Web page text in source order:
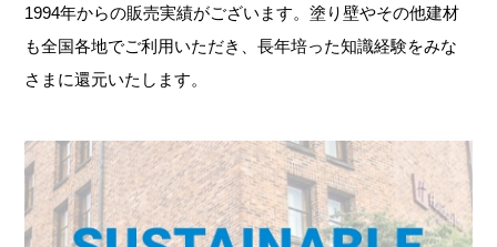
1994年からの販売実績がございます。塗り壁やその他建材
も全国各地でご利用いただき、長年培った知識経験をみな
さまに還元いたします。